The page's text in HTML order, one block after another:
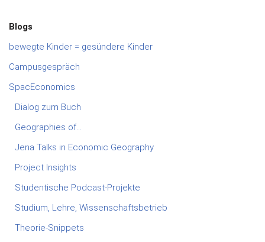
Blogs
bewegte Kinder = gesündere Kinder
Campusgespräch
SpacEconomics
Dialog zum Buch
Geographies of…
Jena Talks in Economic Geography
Project Insights
Studentische Podcast-Projekte
Studium, Lehre, Wissenschaftsbetrieb
Theorie-Snippets